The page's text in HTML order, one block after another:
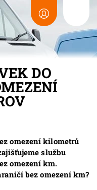
DO
omezení kilometrů
službu
omezení km.
bez omezení km?